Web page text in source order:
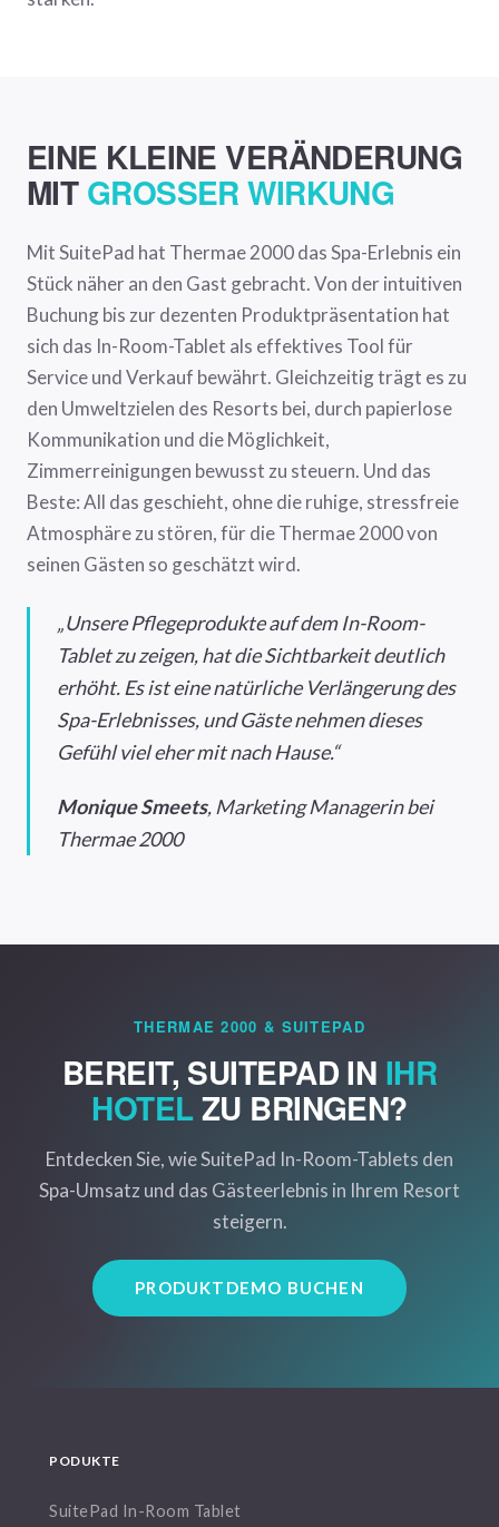
EINE KLEINE VERÄNDERUNG
MITGROSSER WIRKUNG
Mit SuitePad hat Thermae 2000 das Spa-Erlebnis ein
Stück näher an den Gast gebracht. Von der intuitiven
Buchung bis zur dezenten Produktpräsentation hat
sich das In-Room-Tablet als effektives Tool für
Service und Verkauf bewährt. Gleichzeitig trägt es zu
den Umweltzielen des Resorts bei, durch papierlose
Kommunikation und die Möglichkeit,
Zimmerreinigungen bewusst zu steuern. Und das
Beste: All das geschieht, ohne die ruhige, stressfreie
Atmosphäre zu stören, für die Thermae 2000 von
seinen Gästen so geschätzt wird.
„Unsere Pflegeprodukte auf dem In-Room-
Tablet zu zeigen, hat die Sichtbarkeit deutlich
erhöht. Es ist eine natürliche Verlängerung des
Spa-Erlebnisses, und Gäste nehmen dieses
Gefühl viel eher mit nach Hause.“
Monique Smeets, Marketing Managerin bei
Thermae 2000
THERMAE 2000 & SUITEPAD
BEREIT, SUITEPAD IN IHR
HOTELZU BRINGEN?
Entdecken Sie, wie SuitePad In-Room-Tablets den
Spa-Umsatz und das Gästeerlebnis in Ihrem Resort
steigern.
PRODUKTDEMO BUCHEN
PODUKTE
SuitePad In-Room Tablet